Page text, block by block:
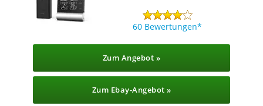
60 Bewertungen
Zum Angebot »
Zum Ebay-Angebot »